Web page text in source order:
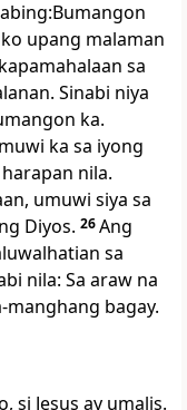
upang malaman
sa
Sinabi niya
ka.
ka sa iyong
nila.
umuwi siya sa
Diyos. 26Ang
sa
nila: Sa araw na
bagay.
si Jesus ay umalis.